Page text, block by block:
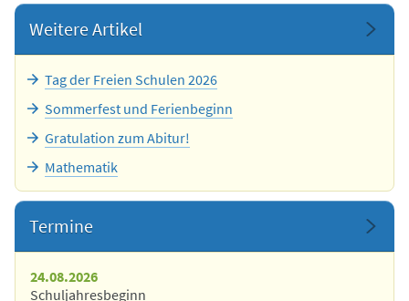
Weitere Artikel
Tag der Freien Schulen 2026
Sommerfest und Ferienbeginn
Gratulation zum Abitur!
Mathematik
Termine
24.08.2026
Schuljahresbeginn